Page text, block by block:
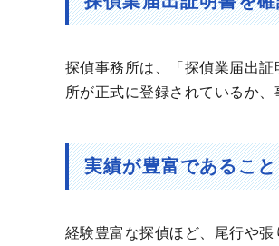
探偵事務所は、「探偵業届出
所が正式に登録されているか、
実績が豊富であること
経験豊富な探偵ほど、尾行や